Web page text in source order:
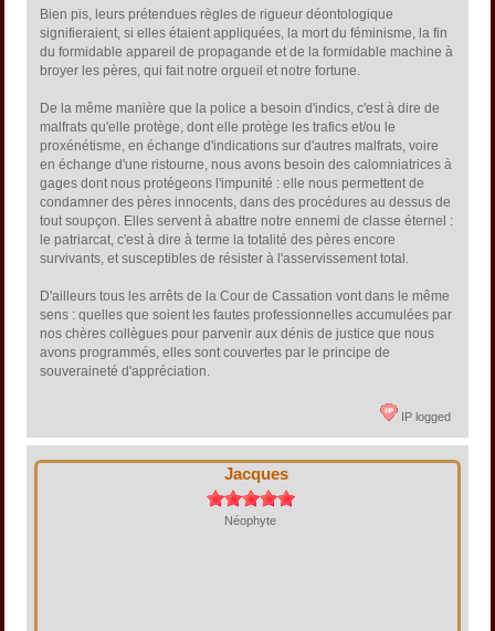
Bien pis, leurs prétendues règles de rigueur déontologique
signifieraient, si elles étaient appliquées, la mort du féminisme, la fin
du formidable appareil de propagande et de la formidable machine à
broyer les pères, qui fait notre orgueil et notre fortune.
De la même manière que la police a besoin d'indics, c'est à dire de
malfrats qu'elle protège, dont elle protège les trafics et/ou le
proxénétisme, en échange d'indications sur d'autres malfrats, voire
en échange d'une ristourne, nous avons besoin des calomniatrices à
gages dont nous protégeons l'impunité : elle nous permettent de
condamner des pères innocents, dans des procédures au dessus de
tout soupçon. Elles servent à abattre notre ennemi de classe éternel :
le patriarcat, c'est à dire à terme la totalité des pères encore
survivants, et susceptibles de résister à l'asservissement total.
D'ailleurs tous les arrêts de la Cour de Cassation vont dans le même
sens : quelles que soient les fautes professionnelles accumulées par
nos chères collègues pour parvenir aux dénis de justice que nous
avons programmés, elles sont couvertes par le principe de
souveraineté d'appréciation.
IP logged
Jacques
Néophyte